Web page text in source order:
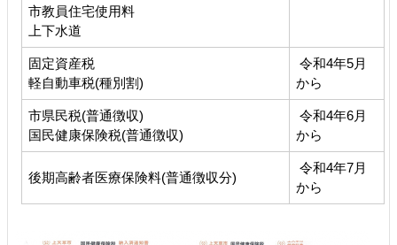
市教員住宅使用料
上下水道
固定資産税
軽自動車税(種別割)
令和4年5月
から
市県民税(普通徴収)
国民健康保険税(普通徴収)
令和4年6月
から
後期高齢者医療保険料(普通徴収分)
令和4年7月
から